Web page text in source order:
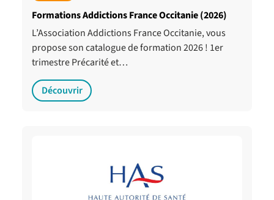
Formations Addictions France Occitanie (2026)
L’Association Addictions France Occitanie, vous
propose son catalogue de formation 2026 ! 1er
trimestre Précarité et…
Découvrir